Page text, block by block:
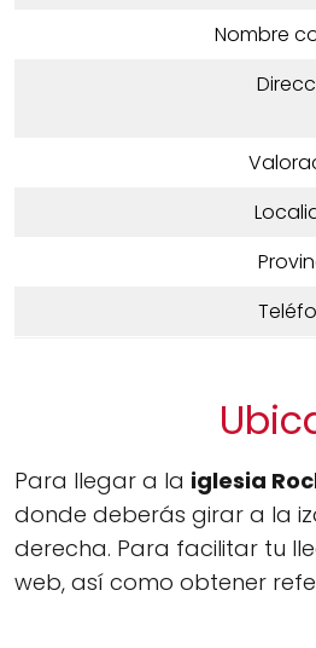
Nombre
Para llegar a la iglesia
donde deberás girar a la
derecha. Para facilitar tu
web, así como obtener